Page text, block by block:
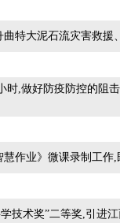
特大泥石流灾害救
时,做好防疫防控的阻
作业》微课录制工
技术奖”二等奖,引进